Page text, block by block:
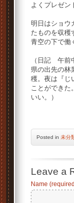
よくプレゼン
明日はショウ
たものを収穫
青空の下で働
（日記 午前
県の出先の林
穫。夜は『じ
ことができた
いい。）
Posted in 未分
Leave a
Name